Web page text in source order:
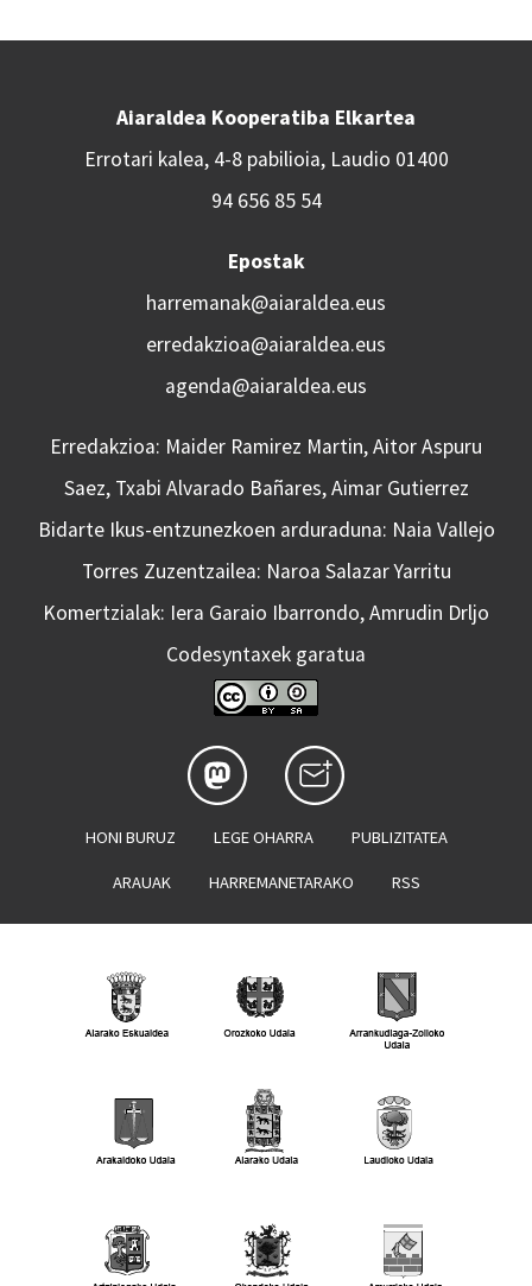
Aiaraldea Kooperatiba Elkartea
Errotari kalea, 4-8 pabilioia, Laudio 01400
94 656 85 54
Epostak
harremanak@aiaraldea.eus
erredakzioa@aiaraldea.eus
agenda@aiaraldea.eus
Erredakzioa: Maider Ramirez Martin, Aitor Aspuru
Saez, Txabi Alvarado Bañares, Aimar Gutierrez
Bidarte Ikus-entzunezkoen arduraduna: Naia Vallejo
Torres Zuzentzailea: Naroa Salazar Yarritu
Komertzialak: Iera Garaio Ibarrondo, Amrudin Drljo
Codesyntaxek garatua
HONI BURUZ LEGE OHARRA PUBLIZITATEA
ARAUAK HARREMANETARAKO RSS